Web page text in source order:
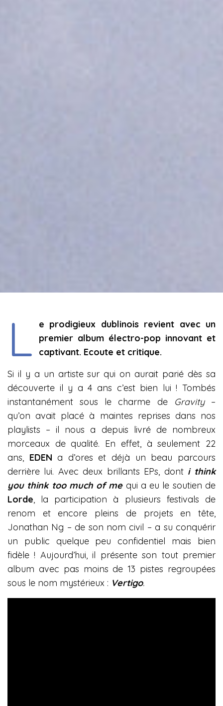
L
e prodigieux dublinois revient avec un
premier album électro-pop innovant et
captivant. Ecoute et critique.
Si il y a un artiste sur qui on aurait parié dès sa
découverte il y a 4 ans c’est bien lui ! Tombés
instantanément sous le charme de Gravity –
qu’on avait placé à maintes reprises dans nos
playlists – il nous a depuis livré de nombreux
morceaux de qualité. En effet, à seulement 22
ans, EDEN a d’ores et déjà un beau parcours
derrière lui. Avec deux brillants EPs, dont i think
you think too much of me qui a eu le soutien de
Lorde, la participation à plusieurs festivals de
renom et encore pleins de projets en tête,
Jonathan Ng – de son nom civil – a su conquérir
un public quelque peu confidentiel mais bien
fidèle ! Aujourd’hui, il présente son tout premier
album avec pas moins de 13 pistes regroupées
sous le nom mystérieux : Vertigo.